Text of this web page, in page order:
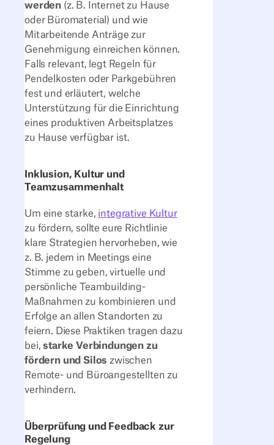
werden (z. B. Internet zu Hause
oder Büromaterial) und wie
Mitarbeitende Anträge zur
Genehmigung einreichen können.
Falls relevant, legt Regeln für
Pendelkosten oder Parkgebühren
fest und erläutert, welche
Unterstützung für die Einrichtung
eines produktiven Arbeitsplatzes
zu Hause verfügbar ist.
Inklusion, Kultur und
Teamzusammenhalt
Um eine starke, integrative Kultur
zu fördern, sollte eure Richtlinie
klare Strategien hervorheben, wie
z. B. jedem in Meetings eine
Stimme zu geben, virtuelle und
persönliche Teambuilding-
Maßnahmen zu kombinieren und
Erfolge an allen Standorten zu
feiern. Diese Praktiken tragen dazu
bei,starke Verbindungen zu
fördern und Silos zwischen
Remote- und Büroangestellten zu
verhindern.
Überprüfung und Feedback zur
Regelung